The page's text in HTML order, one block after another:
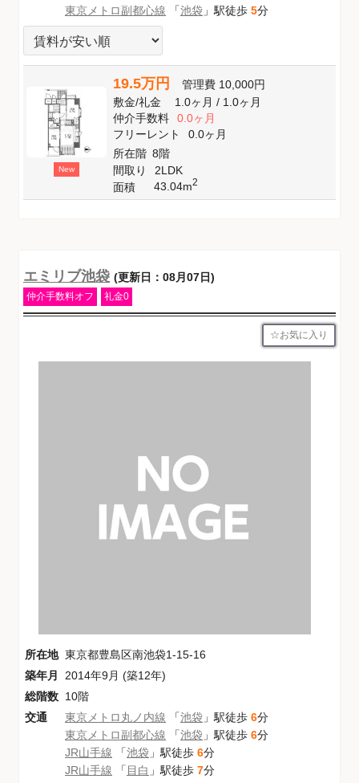
東京メトロ副都心線 「池袋 」駅徒歩 5分
New
19.5万円 管理費 10,000円
敷金/礼金 1.0ヶ月/ 1.0ヶ月
仲介手数料
0.0ヶ月
フリーレント
0.0ヶ月
所在階 8階
間取り
2LDK
面積
43.04m2
エミリブ池袋 (更新日：08月07日)
仲介手数料オフ 礼金0
お気に入り
所在地 東京都豊島区南池袋1-15-16
築年月
2014年9月 (築12年)
総階数 10階
交通
東京メトロ丸ノ内線 「池袋 」駅徒歩 6分
東京メトロ副都心線 「池袋 」駅徒歩 6分
JR山手線 「池袋 」駅徒歩 6分
JR山手線 「目白 」駅徒歩 7分